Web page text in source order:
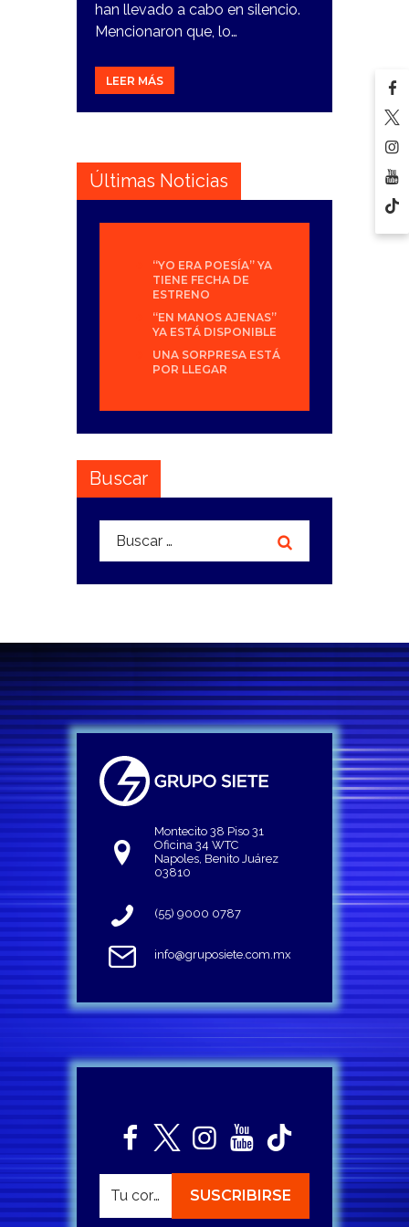
han llevado a cabo en silencio.
Mencionaron que, lo…
LEER MÁS
Últimas Noticias
“YO ERA POESÍA” YA
TIENE FECHA DE
ESTRENO
“EN MANOS AJENAS”
YA ESTÁ DISPONIBLE
UNA SORPRESA ESTÁ
POR LLEGAR
Buscar
Buscar:
Montecito 38 Piso 31
Oficina 34 WTC
Napoles, Benito Juárez
03810
(55) 9000 0787
info@gruposiete.com.mx